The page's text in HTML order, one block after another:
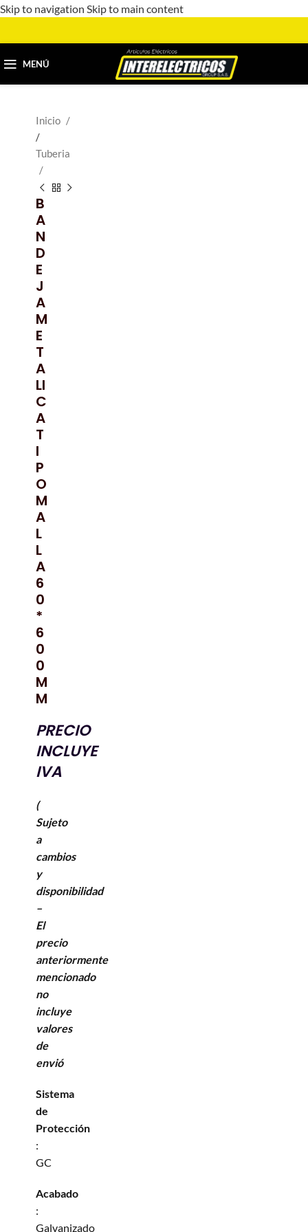
Skip to navigation Skip to main content
MENÚ
Inicio
/
Tuberia
B
A
N
D
E
J
A
M
E
T
A
LI
C
A
T
I
P
O
M
A
L
L
A
6
0
*
6
0
0
M
M
PRECIO
INCLUYE
IVA
(
Sujeto
a
cambios
y
disponibilidad
–
El
precio
anteriormente
mencionado
no
incluye
valores
de
envió
Sistema
de
Protección
:
GC
Acabado
:
Galvanizado